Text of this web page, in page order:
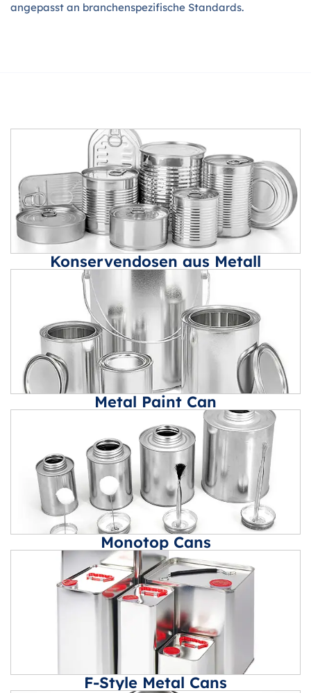
angepasst an branchenspezifische Standards.
Konservendosen aus Metall
Metal Paint Can
Monotop Cans
F-Style Metal Cans